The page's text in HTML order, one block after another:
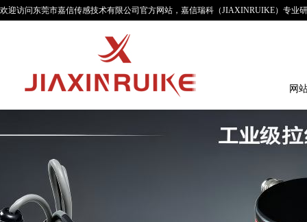
欢迎访问东莞市嘉信传感技术有限公司官方网站，嘉信瑞科（JIAXINRUIKE）专业
网